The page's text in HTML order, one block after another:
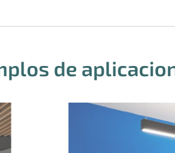
de